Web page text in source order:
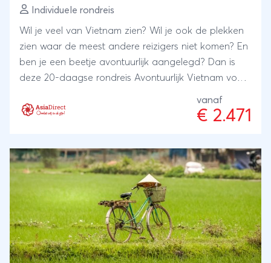
Individuele rondreis
Wil je veel van Vietnam zien? Wil je ook de plekken
zien waar de meest andere reizigers niet komen? En
ben je een beetje avontuurlijk aangelegd? Dan is
deze 20-daagse rondreis Avontuurlijk Vietnam voor
de trein, vanaf cruise boten, vanuit de cyclo, maar
het hoge noordoosten van Vietnam trekt. In dit
grensgebied met China reizen niet zo veel mensen,
maar vind je een van de meest fascinerende
berggebieden van het land, en dat zegt
wat.Vietnam is een pareltje, en iedereen die er
geweest is zal dit beamen. Het land barst van de
spectaculaire natuur, kan elke foodie van geluk
vanaf
€ 2.471